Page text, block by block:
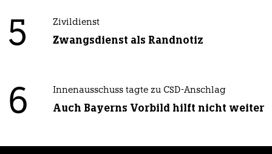
5 Zivildienst
Zwangsdienst als Randnotiz
6 Innenausschuss tagte zu CSD-Anschlag
Auch Bayerns Vorbild hilft nicht weiter